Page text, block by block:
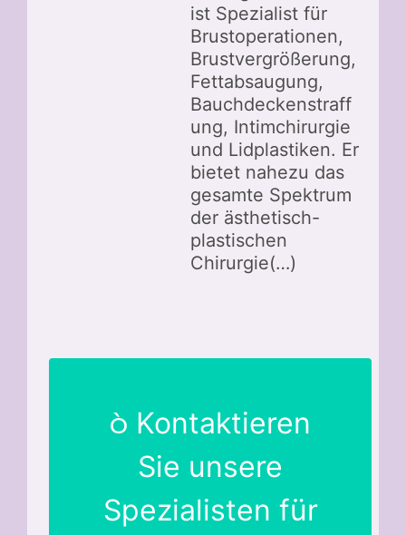
ist Spezialist für
Brustoperationen,
Brustvergrößerung,
Fettabsaugung,
Bauchdeckenstraff
ung, Intimchirurgie
und Lidplastiken. Er
bietet nahezu das
gesamte Spektrum
der ästhetisch-
plastischen
Chirurgie(…)
Kontaktieren
Sie unsere
Spezialisten für